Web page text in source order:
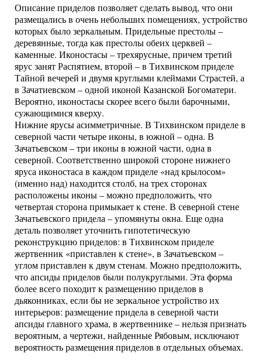
Описание приделов позволяет сделать вывод, что они
размещались в очень небольших помещениях, устройство
которых было зеркальным. Придельные престолы –
деревянные, тогда как престолы обеих церквей –
каменные. Иконостасы – трехярусные, причем третий
ярус занят Распятием, второй – в Тихвинском приделе
Тайной вечерей и двумя круглыми клеймами Страстей, а
в Зачатиевском – одной иконой Казанской Богоматери.
Вероятно, иконостасы скорее всего были барочными,
сужающимися кверху.
Нижние ярусы асимметричные. В Тихвинском приделе в
северной части четыре иконы, в южной – одна. В
Зачатьевском – три иконы в южной части, одна в
северной. Соответственно широкой стороне нижнего
яруса иконостаса в каждом приделе «над крылосом»
(именно над) находится столб, на трех сторонах
расположены иконы – можно предположить, что
четвертая сторона примыкает к стене. В северной стене
Зачатьевского придела – упомянуты окна. Еще одна
деталь позволяет уточнить гипотетическую
реконструкцию приделов: в Тихвинском приделе
жертвенник «приставлен к стене», в Зачатьевском –
углом приставлен к двум стенам. Можно предположить,
что апсиды приделов были полукруглыми. Эта форма
более всего походит к размещению приделов в
дьяконниках, если бы не зеркальное устройство их
интерьеров: размещение придела в северной части
апсиды главного храма, в жертвеннике – нельзя признать
вероятным, а чертежи, найденные Рябовым, исключают
вероятность размещения приделов в отдельных объемах.